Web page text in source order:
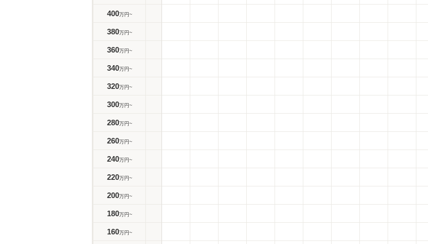
400万円~
380万円~
360万円~
340万円~
320万円~
300万円~
280万円~
260万円~
240万円~
220万円~
200万円~
180万円~
160万円~